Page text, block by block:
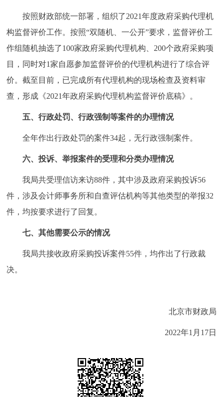
按照财政部统一部署，组织了2021年度政府采购代理机
构监督评价工作。按照“双随机、一公开”要求，监督评价工
作组随机抽选了100家政府采购代理机构、200个政府采购项
目，同时对1家自愿参加监督评价的代理机构进行了综合评
价。截至目前，已完成所有代理机构的现场检查及资料审
查，形成《2021年政府采购代理机构监督评价底稿》。
五、行政处罚、行政强制等案件的办理情况
全年作出行政处罚的案件34起，无行政强制案件。
六、投诉、举报案件的受理和分类办理情况
我局共受理信访来访88件，其中涉及政府采购投诉56
件，涉及会计师事务所和自查评估机构等其他类型的举报32
件，均按要求进行了回复。
七、其他需要公示的情况
我局共接收政府采购投诉案件55件，均作出了行政裁
决。
北京市财政局
2022年1月17日